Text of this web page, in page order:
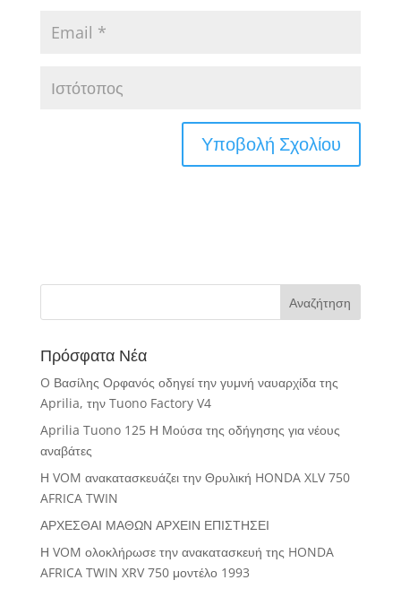
Πρόσφατα Νέα
O Βασίλης Ορφανός οδηγεί την γυμνή ναυαρχίδα της
Aprilia, την Tuono Factory V4
Aprilia Tuono 125 Η Μούσα της οδήγησης για νέους
αναβάτες
Η VOM ανακατασκευάζει την Θρυλική HONDA XLV 750
AFRICA TWIN
ΑΡΧΕΣΘΑΙ ΜΑΘΩΝ ΑΡΧΕΙΝ ΕΠΙΣΤΗΣΕΙ
Η VOM ολοκλήρωσε την ανακατασκευή της HONDA
AFRICA TWIN XRV 750 μοντέλο 1993